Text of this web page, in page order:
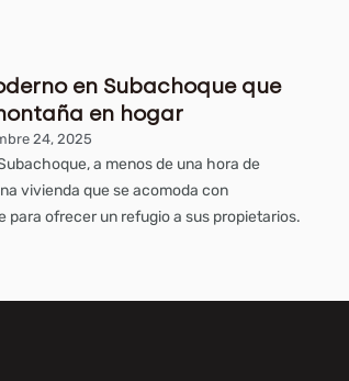
en Subachoque que
en hogar
24, 2025
a menos de una hora de
vivienda que se acomoda con
para ofrecer un refugio a sus propietarios.